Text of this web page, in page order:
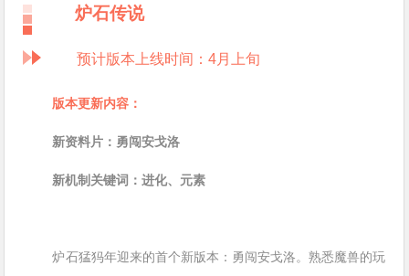
炉石传说
预计版本上线时间：4月上旬
版本更新内容：
新资料片：勇闯安戈洛
新机制关键词：进化、元素
炉石猛犸年迎来的首个新版本：勇闯安戈洛。熟悉魔兽的玩